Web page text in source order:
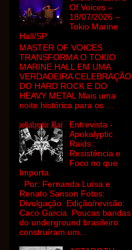
Of Voices –
18/07/2026 –
Tokio Marine
Hall/SP
MASTER OF VOICES
TRANSFORMA O TOKIO
MARINE HALL EM UMA
VERDADEIRA CELEBRAÇÃO
DO HARD ROCK E DO
HEAVY METAL Mais uma
noite histórica para os ...
Entrevista -
Apokalyptic
Raids :
Resistência e
Foco no que
Importa
Por: Fernanda Luísa e
Renato Sanson Fotos:
Divulgação Edição/revisão:
Caco Garcia Poucas bandas
do underground brasileiro
construíram um...